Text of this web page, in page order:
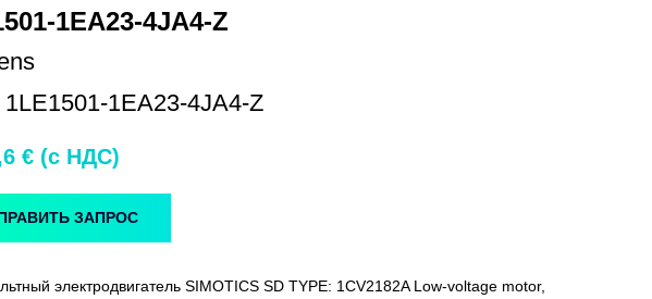
1EA23-4JA4-Z
1LE1501-1EA23-4JA4-Z
€ (c НДС)
ЗАПРОС
электродвигатель SIMOTICS SD TYPE: 1CV2182A Low-voltage motor,